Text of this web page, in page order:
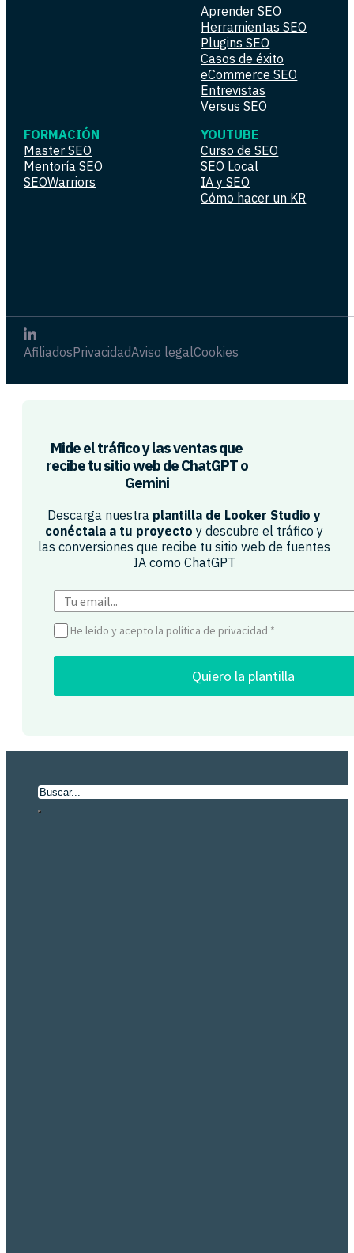
Aprender SEO
Herramientas SEO
Plugins SEO
Casos de éxito
eCommerce SEO
Entrevistas
Versus SEO
FORMACIÓN
Master SEO
Mentoría SEO
SEOWarriors
YOUTUBE
Curso de SEO
SEO Local
IA y SEO
Cómo hacer un KR
AfiliadosPrivacidadAviso legalCookies
Mide el tráfico y las ventas que
recibe tu sitio web de ChatGPT o
Gemini​
Descarga nuestra plantilla de Looker Studio y
conéctala a tu proyecto y descubre el tráfico y
las conversiones que recibe tu sitio web de fuentes
IA como ChatGPT​
He leído y acepto la política de privacidad *
Quiero la plantilla